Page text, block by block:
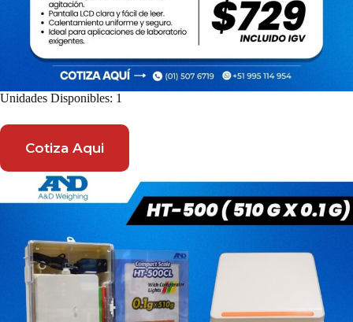
Unidades Disponibles: 1
Cotiza Aqui